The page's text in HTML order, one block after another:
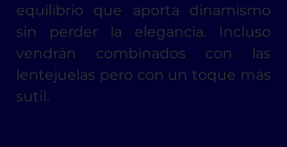
equilibrio que aporta dinamismo
sin perder la elegancia. Incluso
vendrán combinados con las
lentejuelas pero con un toque más
sutil.